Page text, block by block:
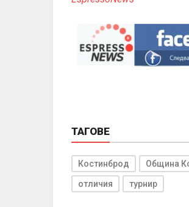
ТАГОВЕ
Костинброд Община
отличия турнир